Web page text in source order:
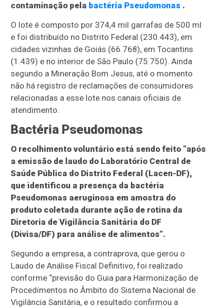
contaminação pela bactéria Pseudomonas .
O lote é composto por 374,4 mil garrafas de 500 ml
e foi distribuído no Distrito Federal (230.443), em
cidades vizinhas de Goiás (66.768), em Tocantins
(1.439) e no interior de São Paulo (75.750). Ainda
segundo a Mineração Bom Jesus, até o momento
não há registro de reclamações de consumidores
relacionadas a esse lote nos canais oficiais de
atendimento.
Bactéria Pseudomonas
O recolhimento voluntário está sendo feito “após
a emissão de laudo do Laboratório Central de
Saúde Pública do Distrito Federal (Lacen-DF),
que identificou a presença da bactéria
Pseudomonas aeruginosa em amostra do
produto coletada durante ação de rotina da
Diretoria de Vigilância Sanitária do DF
(Divisa/DF) para análise de alimentos”.
Segundo a empresa, a contraprova, que gerou o
Laudo de Análise Fiscal Definitivo, foi realizado
conforme “previsão do Guia para Harmonização de
Procedimentos no Âmbito do Sistema Nacional de
Vigilância Sanitária, e o resultado confirmou a